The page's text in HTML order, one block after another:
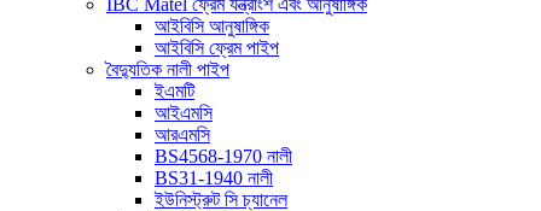
IBC Matel ফ্রেম যন্ত্রাংশ এবং আনুষাঙ্গিক
আইবিসি আনুষাঙ্গিক
আইবিসি ফ্রেম পাইপ
বৈদ্যুতিক নালী পাইপ
ইএমটি
আইএমসি
আরএমসি
BS4568-1970 নালী
BS31-1940 নালী
ইউনিস্ট্রুট সি চ্যানেল